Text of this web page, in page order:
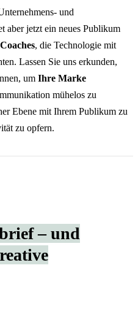
und
aber jetzt ein neues Publikum
, die Technologie mit
Lassen Sie uns erkunden,
um Ihre Marke
mühelos zu
Ebene mit Ihrem Publikum zu
zu opfern.
– und